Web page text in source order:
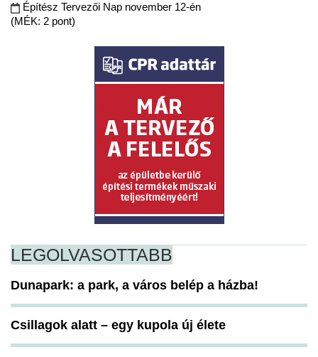
Építész Tervezői Nap november 12-én
(MÉK: 2 pont)
LEGOLVASOTTABB
Dunapark: a park, a város belép a házba!
Csillagok alatt – egy kupola új élete